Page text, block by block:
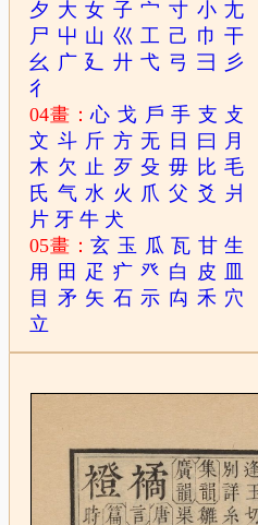
夕 大 女 子 宀 寸 小 尢
尸 屮 山 巛 工 己 巾 干
幺 广 廴 廾 弋 弓 彐
彡
彳
04畫：心 戈 戶 手 支 攴
文 斗 斤 方 无 日 曰 月
木 欠 止 歹 殳 毋 比 毛
氏 气 水 火 爪 父 爻 爿
片 牙 牛 犬
05畫：玄 玉 瓜 瓦 甘 生
用
田 疋 疒 癶 白 皮
目
矛 矢 石 示 禸 禾 穴
立